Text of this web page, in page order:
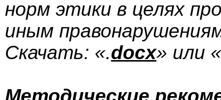
норм этики в целях
иным
Скачать: «.docx» или